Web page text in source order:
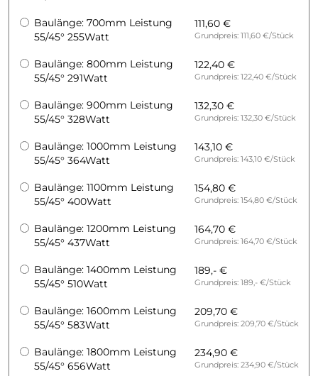
Baulänge: 700mm Leistung
55/45° 255Watt
111,60 €
Grundpreis: 111,60 €/Stück
Baulänge: 800mm Leistung
55/45° 291Watt
122,40 €
Grundpreis: 122,40 €/Stück
Baulänge: 900mm Leistung
55/45° 328Watt
132,30 €
Grundpreis: 132,30 €/Stück
Baulänge: 1000mm Leistung
55/45° 364Watt
143,10 €
Grundpreis: 143,10 €/Stück
Baulänge: 1100mm Leistung
55/45° 400Watt
154,80 €
Grundpreis: 154,80 €/Stück
Baulänge: 1200mm Leistung
55/45° 437Watt
164,70 €
Grundpreis: 164,70 €/Stück
Baulänge: 1400mm Leistung
55/45° 510Watt
189,- €
Grundpreis: 189,- €/Stück
Baulänge: 1600mm Leistung
55/45° 583Watt
209,70 €
Grundpreis: 209,70 €/Stück
Baulänge: 1800mm Leistung
55/45° 656Watt
234,90 €
Grundpreis: 234,90 €/Stück